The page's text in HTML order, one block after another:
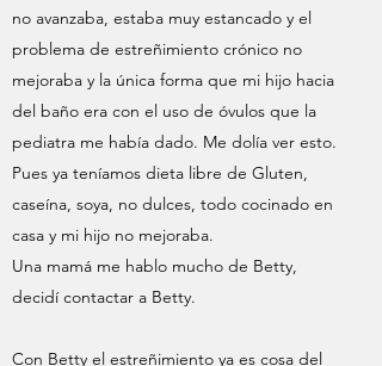
no avanzaba, estaba muy estancado y el
problema de estreñimiento crónico no
mejoraba y la única forma que mi hijo hacia
del baño era con el uso de óvulos que la
pediatra me había dado. Me dolía ver esto.
Pues ya teníamos dieta libre de Gluten,
caseína, soya, no dulces, todo cocinado en
casa y mi hijo no mejoraba.
Una mamá me hablo mucho de Betty,
decidí contactar a Betty.
Con Betty el estreñimiento ya es cosa del